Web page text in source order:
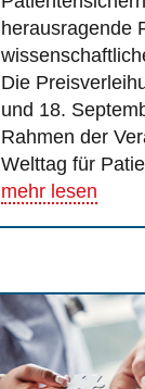
herausragende
Die
und 18.
Rahmen der
Welttag für
mehr lesen